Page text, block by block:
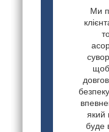
Ми
щоб
який
буде